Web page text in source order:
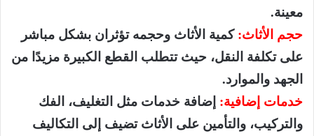
معينة.
حجم الأثاث:كمية الأثاث وحجمه تؤثران بشكل مباشر
على تكلفة النقل، حيث تتطلب القطع الكبيرة مزيدًا من
الجهد والموارد.
خدمات إضافية: إضافة خدمات مثل التغليف، الفك
والتركيب، والتأمين على الأثاث تضيف إلى التكاليف